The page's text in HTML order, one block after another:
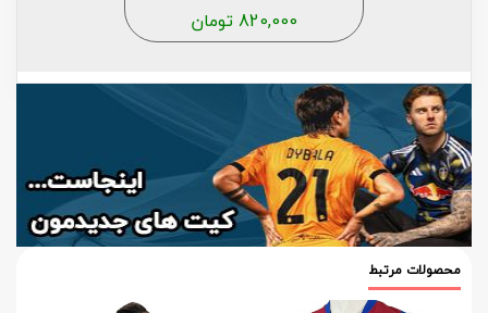
820,000تومان
محصولات مرتبط